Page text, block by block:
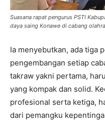
Suasana rapat pengurus PSTI
daya saing Konawe di cabang
Ia menyebutkan, ada tiga
pengembangan setiap
takraw yakni pertama,
yang kompak dan solid.
profesional serta ketiga,
dari pemangku